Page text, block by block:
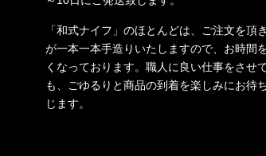
「和式ナイフ」のほとんどは、ご注文を頂
が一本一本手造りいたしますので、お時間
くなっております。職人に良い仕事をさせ
も、ごゆるりと商品の到着を楽しみにお待
じます。